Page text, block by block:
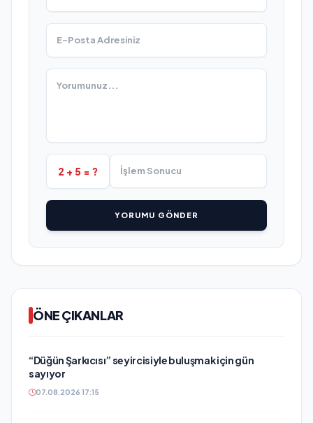
2 + 5 = ?
YORUMU GÖNDER
ÖNE ÇIKANLAR
“Düğün Şarkıcısı” seyircisiyle buluşmak için gün
sayıyor
07.08.2026 17:15